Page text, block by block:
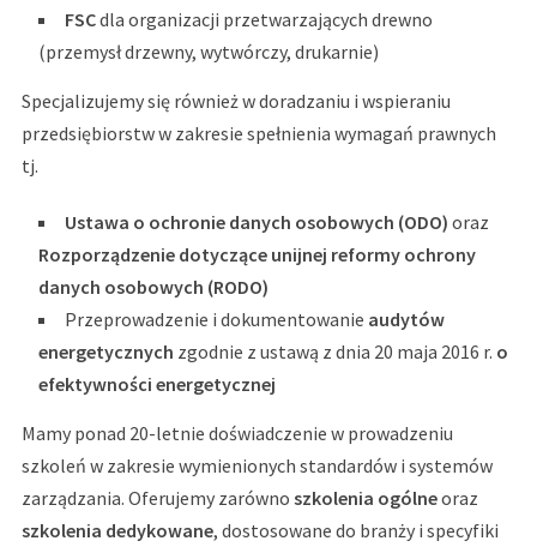
FSCdla organizacji przetwarzających drewno
(przemysł drzewny, wytwórczy, drukarnie)
Specjalizujemy się również w doradzaniu i wspieraniu
przedsiębiorstw w zakresie spełnienia wymagań prawnych
tj.
Ustawa o ochronie danych osobowych (ODO) oraz
Rozporządzenie dotyczące unijnej reformy ochrony
danych osobowych (RODO)
Przeprowadzenie i dokumentowanie audytów
energetycznych zgodnie z ustawą z dnia 20 maja 2016 r. o
efektywności energetycznej
Mamy ponad 20-letnie doświadczenie w prowadzeniu
szkoleń w zakresie wymienionych standardów i systemów
zarządzania. Oferujemy zarówno szkolenia ogólneoraz
szkolenia dedykowane, dostosowane do branży i specyfiki